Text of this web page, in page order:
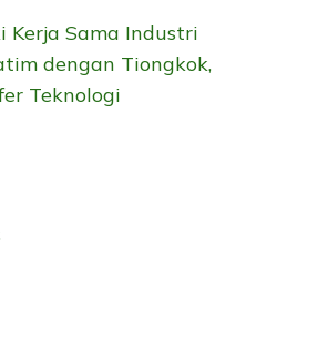
Kerja Sama Industri
dengan Tiongkok,
Teknologi